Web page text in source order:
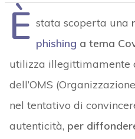
È stata scoperta una
phishing a tema
utilizza illegittimamente
dell’OMS
nel tentativo di
autenticità, per